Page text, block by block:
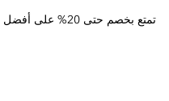
تمتع بخصم حتى 20% على أفضل سعر متوفر.